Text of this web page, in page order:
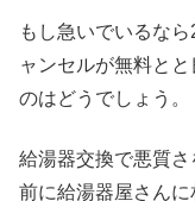
もし急いでいるな
ャンセルが無料と
のはどうでしょう。
給湯器交換で悪質
前に給湯器屋さんに